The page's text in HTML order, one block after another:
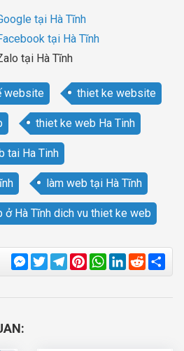
tại Hà Tĩnh
tại Hà Tĩnh
tại Hà Tĩnh
website thiet ke website
thiet ke web Ha Tinh
tai Ha Tinh
làm web tại Hà Tĩnh
ở Hà Tĩnh dich vu thiet ke web
Messenger
TwitterTelegram
Pinterest
WhatsApp
LinkedIn
Reddit